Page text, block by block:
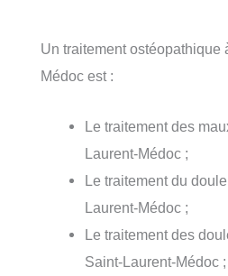
Un traitement ostéopathique
Médoc est :
Le traitement des
Laurent-Médoc ;
Le traitement du
Laurent-Médoc ;
Le traitement des
Saint-Laurent-Médoc ;